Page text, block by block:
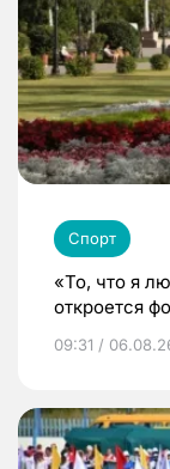
Спорт
«То, что я
откроется
09:31 /